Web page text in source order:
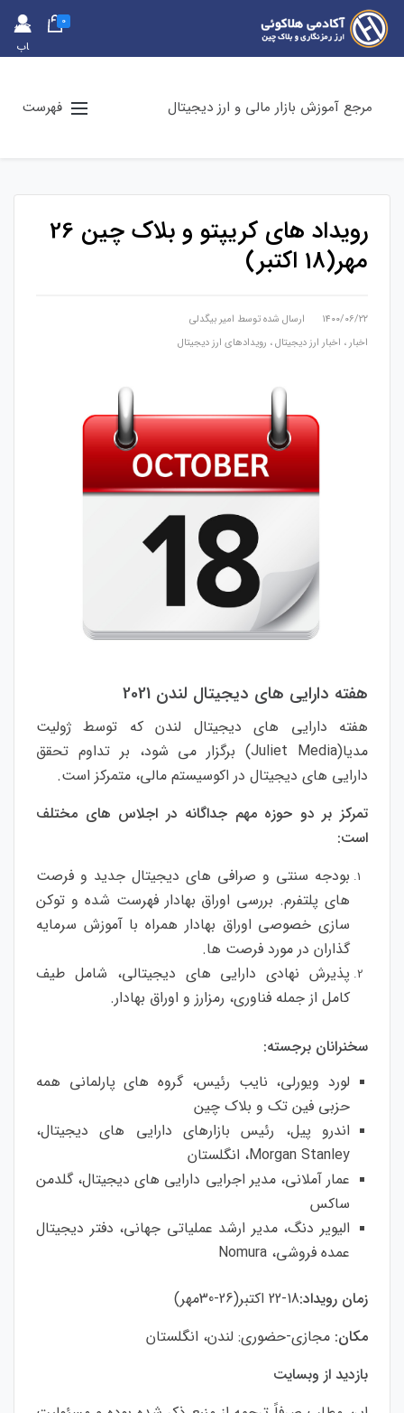
حس
اب
0
مرجع آموزش بازار مالی و ارز دیجیتال فهرست
رویداد های کریپتو و بلاک چین 26
مهر(18 اکتبر)
۱۴۰۰/۰۶/۲۲ ارسال شده توسط امیر بیگدلی
اخبار ، اخبار ارز دیجیتال، رویدادهای ارز دیجیتال
هفته دارایی های دیجیتال لندن 2021
هفته دارایی های دیجیتال لندن که توسط ژولیت
مدیا(Juliet Media) برگزار می شود، بر تداوم تحقق
دارایی های دیجیتال در اکوسیستم مالی، متمرکز است.
تمرکز بر دو حوزه مهم جداگانه در اجلاس های مختلف
است:
بودجه سنتی و صرافی های دیجیتال جدید و فرصت
های پلتفرم. بررسی اوراق بهادار فهرست شده و توکن
سازی خصوصی اوراق بهادار همراه با آموزش سرمایه
گذاران در مورد فرصت ها.
پذیرش نهادی دارایی های دیجیتالی، شامل طیف
کامل از جمله فناوری، رمزارز و اوراق بهادار.
سخنرانان برجسته:
لورد ویورلی، نایب رئیس، گروه های پارلمانی همه
حزبی فین تک و بلاک چین
اندرو پیل، رئیس بازارهای دارایی های دیجیتال،
Morgan Stanley، انگلستان
عمار آملانی، مدیر اجرایی دارایی های دیجیتال، گلدمن
ساکس
الیویر دنگ، مدیر ارشد عملیاتی جهانی، دفتر دیجیتال
عمده فروشی، Nomura
زمان رویداد:18-22 اکتبر(26-30مهر)
مکان: مجازی-حضوری: لندن، انگلستان
بازدید از وبسایت